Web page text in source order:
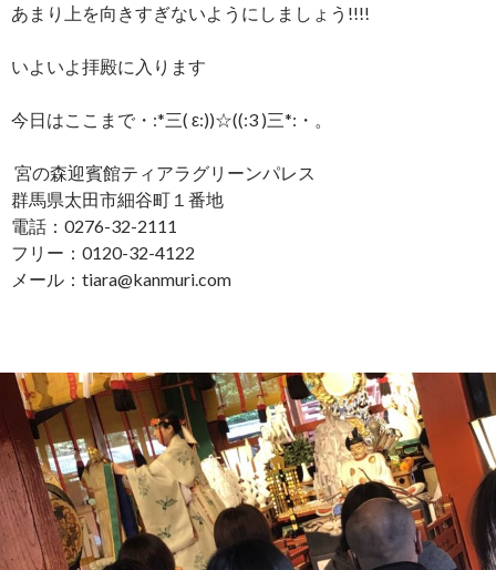
あまり上を向きすぎないようにしましょう!!!!
いよいよ拝殿に入ります
今日はここまで・:*三( ε:))☆((:3 )三*:・。
宮の森迎賓館ティアラグリーンパレス
群馬県太田市細谷町１番地
電話：0276-32-2111
フリー：0120-32-4122
メール：tiara@kanmuri.com